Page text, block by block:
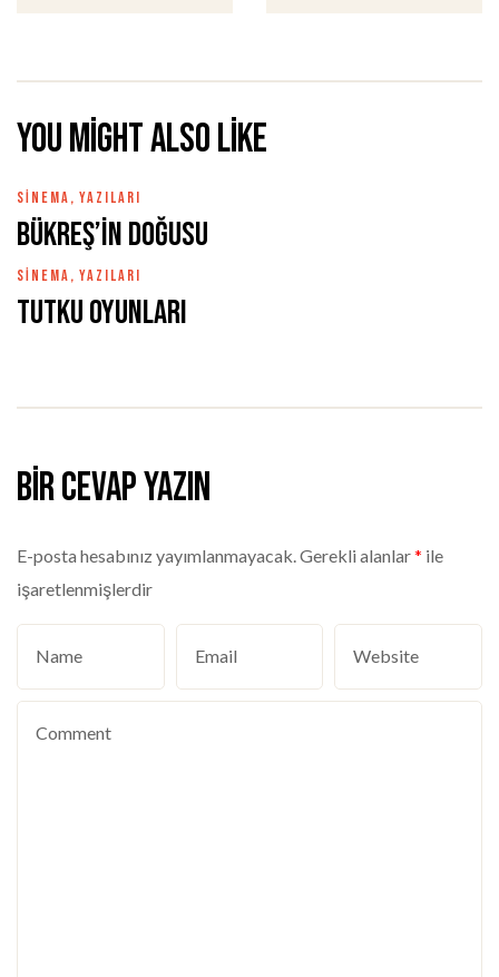
You might also like
SINEMA, YAZILARI
Bükreş’in Doğusu
SINEMA, YAZILARI
Tutku Oyunları
Bir cevap yazın
E-posta hesabınız yayımlanmayacak. Gerekli alanlar* ile
işaretlenmişlerdir